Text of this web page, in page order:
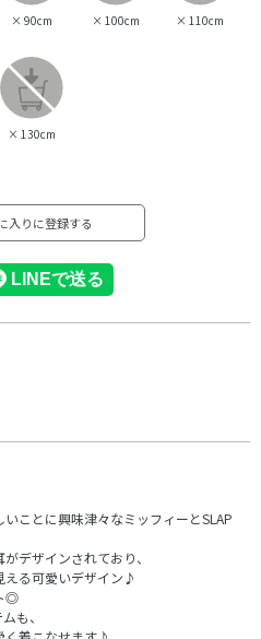
× 90cm × 100cm × 110cm
× 130cm
入りに登録する
ことに興味津々なミッフィーとSLAP
デザインされており、
える可愛いデザイン♪
◎
も、